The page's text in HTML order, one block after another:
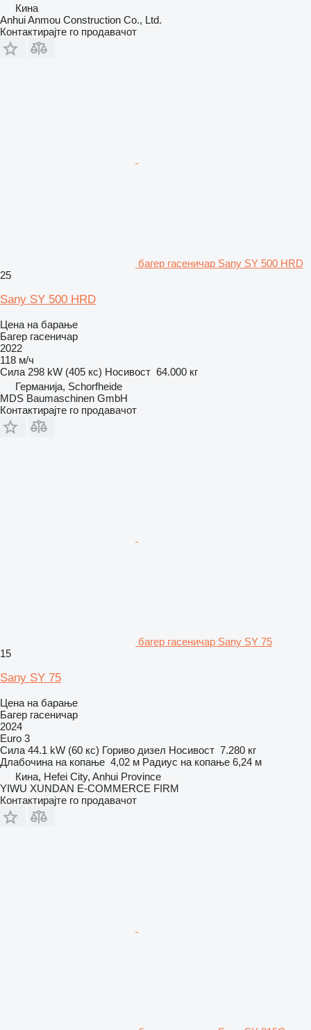
Кина
Anhui Anmou Construction Co., Ltd.
Контактирајте го продавачот
багер гасеничар Sany SY 500 HRD
25
Sany SY 500 HRD
Цена на барање
Багер гасеничар
2022
118 м/ч
Сила 298 kW (405 кс) Носивост 64.000 кг
Германија, Schorfheide
MDS Baumaschinen GmbH
Контактирајте го продавачот
багер гасеничар Sany SY 75
15
Sany SY 75
Цена на барање
Багер гасеничар
2024
Euro 3
Сила 44.1 kW (60 кс) Гориво дизел Носивост 7.280 кг
Длабочина на копање 4,02 м Радиус на копање 6,24 м
Кина, Hefei City, Anhui Province
YIWU XUNDAN E-COMMERCE FIRM
Контактирајте го продавачот